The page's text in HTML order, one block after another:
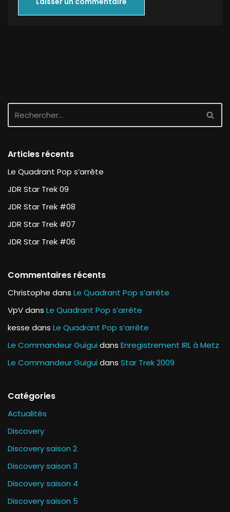
Articles récents
Le Quadrant Pop s’arrête
JDR Star Trek 09
JDR Star Trek #08
JDR Star Trek #07
JDR Star Trek #06
Commentaires récents
Christophe dans Le Quadrant Pop s’arrête
VpVdans Le Quadrant Pop s’arrête
kesse dans Le Quadrant Pop s’arrête
Le Commandeur Guigui dans Enregistrement IRL à Metz
Le Commandeur Guigui dans Star Trek 2009
Catégories
Actualités
Discovery
Discovery saison 2
Discovery saison 3
Discovery saison 4
Discovery saison 5